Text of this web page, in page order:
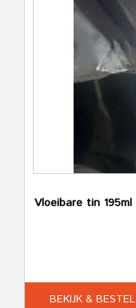
Vloeibare tin 195ml
BEKIJK & BESTEL